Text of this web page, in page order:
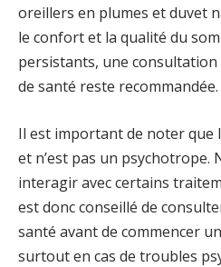
oreillers en plumes et duvet
le confort et la qualité du
persistants, une
de santé reste recommandée.
Il est important de noter que
et n’est pas un psychotrope.
interagir avec certains
est donc conseillé de
santé avant de commencer
surtout en cas de troubles